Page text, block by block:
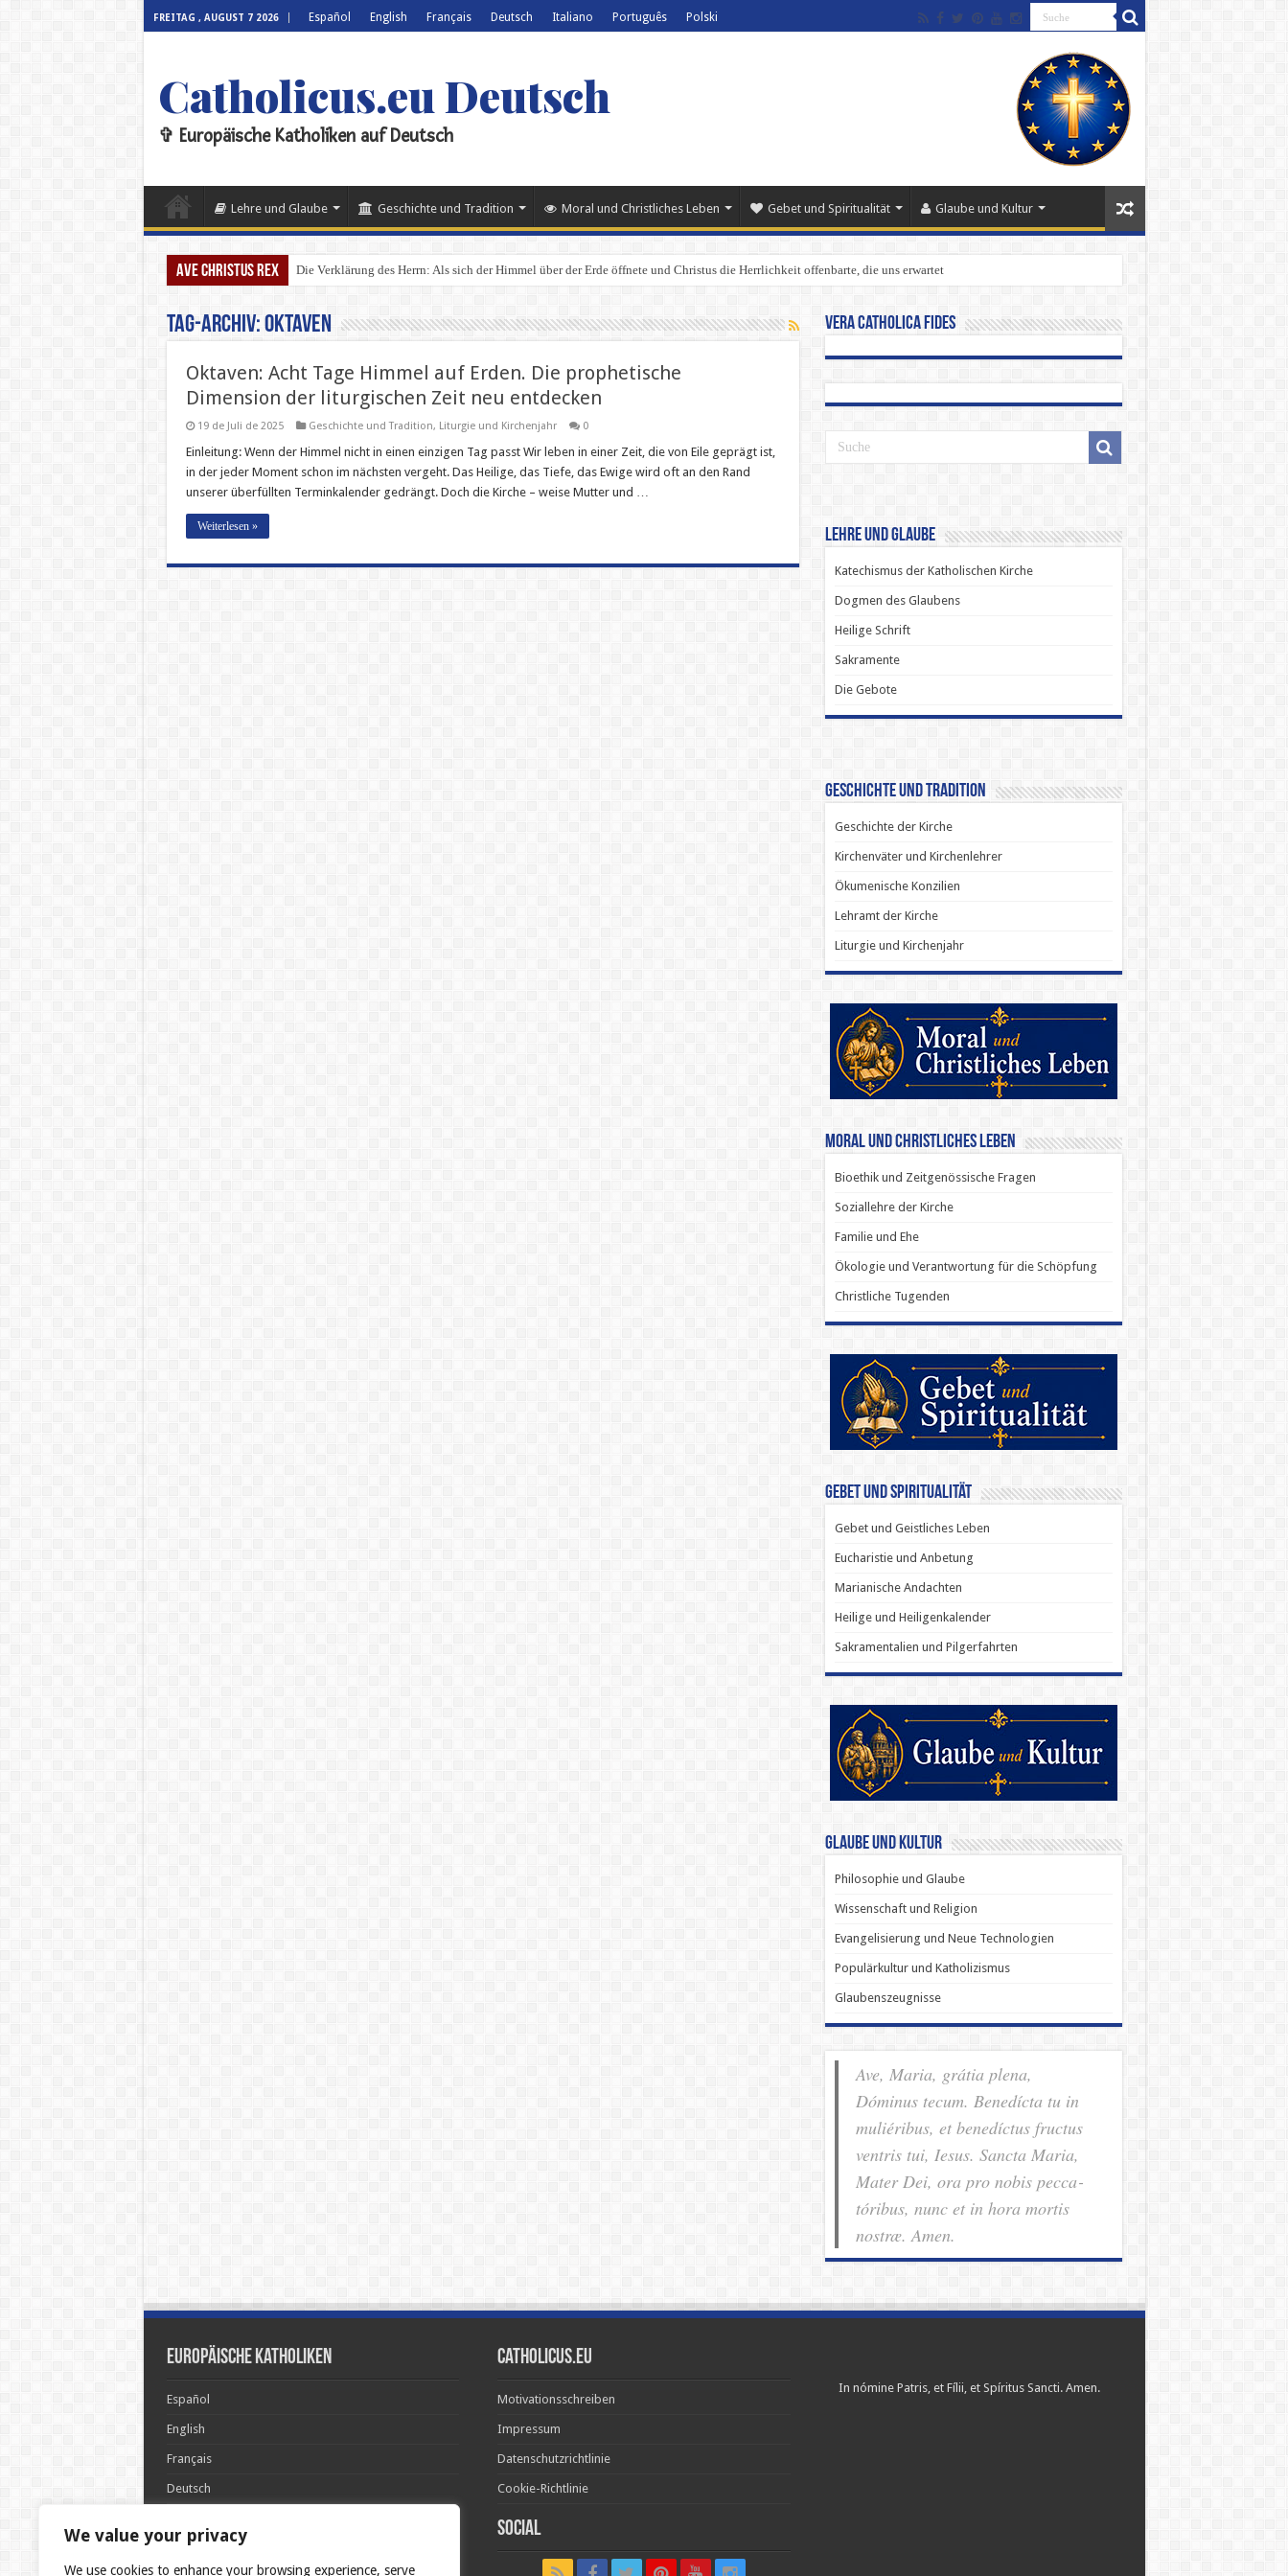
We value your privacy
We use cookies to enhance your browsing experience, serve
FREITAG , AUGUST 7 2026 Español English Français Deutsch Italiano Português Polski
Catholicus.eu Deutsch
✞ Europäische Katholiken auf Deutsch
Lehre und Glaube Geschichte und Tradition Moral und Christliches Leben Gebet und Spiritualität Glaube und Kultur
Ave Christus Rex Die Verklärung des Herrn: Als sich der Himmel über der Erde öffnete und Christus die Herrlichkeit offenbarte, die uns erwartet
Tag-Archiv:Oktaven
Oktaven: Acht Tage Himmel auf Erden. Die prophetische
Dimension der liturgischen Zeit neu entdecken
19 de Juli de 2025 Geschichte und Tradition, Liturgie und Kirchenjahr 0
Einleitung: Wenn der Himmel nicht in einen einzigen Tag passt Wir leben in einer Zeit, die von Eile geprägt ist,
in der jeder Moment schon im nächsten vergeht. Das Heilige, das Tiefe, das Ewige wird oft an den Rand
unserer überfüllten Terminkalender gedrängt. Doch die Kirche – weise Mutter und …
Weiterlesen »
Vera Catholica Fides
Lehre und Glaube
Katechismus der Katholischen Kirche
Dogmen des Glaubens
Heilige Schrift
Sakramente
Die Gebote
Geschichte und Tradition
Geschichte der Kirche
Kirchenväter und Kirchenlehrer
Ökumenische Konzilien
Lehramt der Kirche
Liturgie und Kirchenjahr
Moral und Christliches Leben
Bioethik und Zeitgenössische Fragen
Soziallehre der Kirche
Familie und Ehe
Ökologie und Verantwortung für die Schöpfung
Christliche Tugenden
Gebet und Spiritualität
Gebet und Geistliches Leben
Eucharistie und Anbetung
Marianische Andachten
Heilige und Heiligenkalender
Sakramentalien und Pilgerfahrten
Glaube und Kultur
Philosophie und Glaube
Wissenschaft und Religion
Evangelisierung und Neue Technologien
Populärkultur und Katholizismus
Glaubenszeugnisse
Ave, Maria, grátia plena,
Dóminus tecum. Benedícta tu in
muliéribus, et benedíctus fructus
ventris tui, Iesus. Sancta Maria,
Mater Dei, ora pro nobis pec­ca­
tóribus, nunc et in hora mortis
nostræ. Amen.
Europäische Katholiken
Español
English
Français
Deutsch
Português
Catholicus.eu
Motivationsschreiben
Impressum
Datenschutzrichtlinie
Cookie-Richtlinie
Social
In nómine Patris, et Fílii, et Spíritus Sancti. Amen.